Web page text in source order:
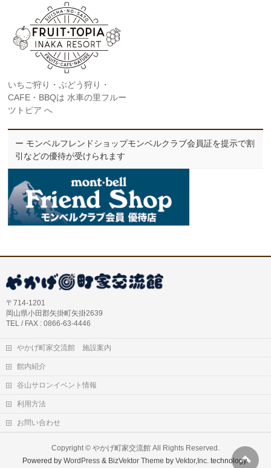
いちご狩り・ぶどう狩り・
CAFE・BBQは 水車の里フルー
ツトピア へ
ー モンベルフレンドショップモンベルクラブ会員証を提示で割
引などの優待が受けられます
〒714-1201
岡山県小田郡矢掛町矢掛2639
TEL / FAX : 0866-63-4446
やかげ町家交流館 施設案内
館内紹介
谷山サロンイベント情報
利用方法
お問い合わせ
Copyright © やかげ町家交流館All Rights Reserved.
Powered byWordPress & BizVektor Theme byVektor,Inc. technology.